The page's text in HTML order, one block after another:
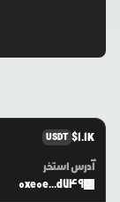
USDT $1.1K
آدرس استخر
0xe0e...d749